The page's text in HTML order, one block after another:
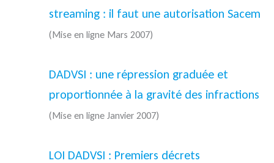
streaming : il faut une autorisation Sacem
(Mise en ligne Mars 2007)
DADVSI : une répression graduée et
proportionnée à la gravité des infractions
(Mise en ligne Janvier 2007)
LOI DADVSI : Premiers décrets